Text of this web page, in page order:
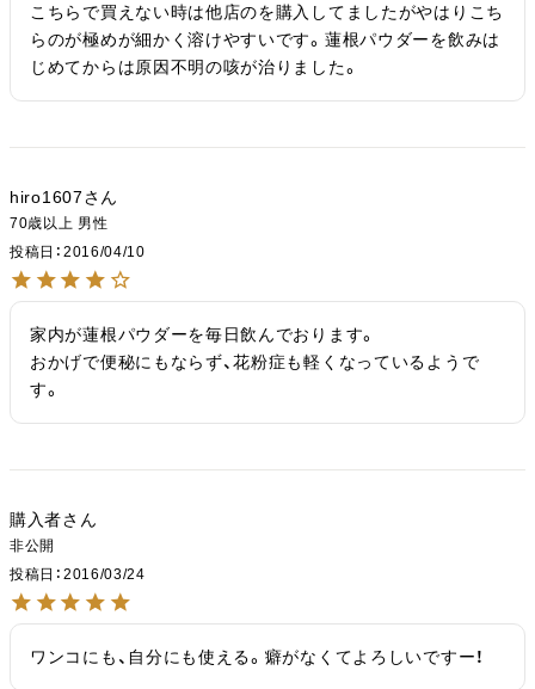
こちらで買えない時は他店のを購入してましたがやはりこち
らのが極めが細かく溶けやすいです。蓮根パウダーを飲みは
じめてからは原因不明の咳が治りました。
hiro1607
70歳以上 男性
投稿日
2016/04/10
家内が蓮根パウダーを毎日飲んでおります。
おかげで便秘にもならず、花粉症も軽くなっているようで
す。
購入者
非公開
投稿日
2016/03/24
ワンコにも、自分にも使える。癖がなくてよろしいですー！